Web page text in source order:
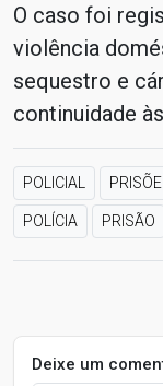
O caso foi
violência
sequestro e
continuidade
POLICIAL
POLÍCIA PRISÃO
Deixe um